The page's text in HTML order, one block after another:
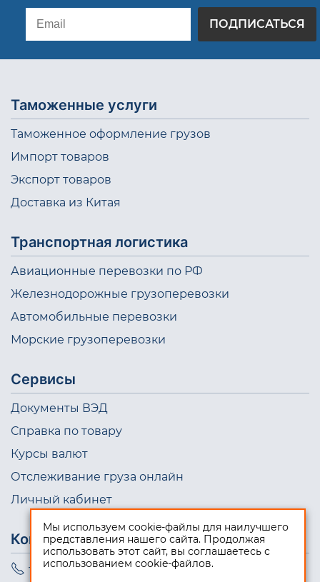
ПОДПИСАТЬСЯ
Таможенные услуги
Таможенное оформление грузов
Импорт товаров
Экспорт товаров
Доставка из Китая
Транспортная логистика
Авиационные перевозки по РФ
Железнодорожные грузоперевозки
Автомобильные перевозки
Морские грузоперевозки
Сервисы
Документы ВЭД
Справка по товару
Курсы валют
Отслеживание груза онлайн
Личный кабинет
Контакты
+7 (495) 723-10-98
Мы используем cookie-файлы для наилучшего
представления нашего сайта. Продолжая
использовать этот сайт, вы соглашаетесь с
использованием cookie-файлов.